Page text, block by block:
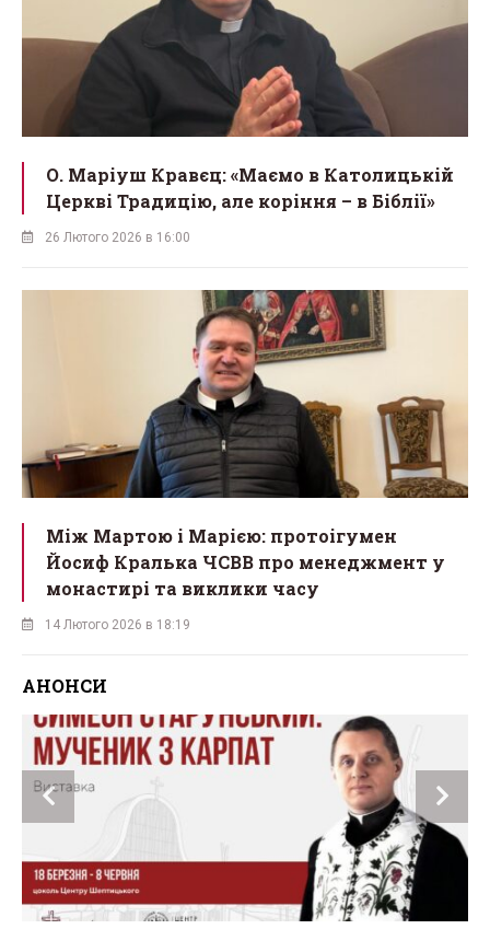
О. Маріуш Кравєц: «Маємо в Католицькій
Церкві Традицію, але коріння – в Біблії»
26 Лютого 2026 в 16:00
Між Мартою і Марією: протоігумен
Йосиф Кралька ЧСВВ про менеджмент у
монастирі та виклики часу
14 Лютого 2026 в 18:19
АНОНСИ